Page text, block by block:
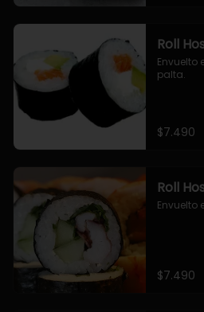
Roll
Envuelto
palta.
$7.490
Roll
Envuelto
$7.490